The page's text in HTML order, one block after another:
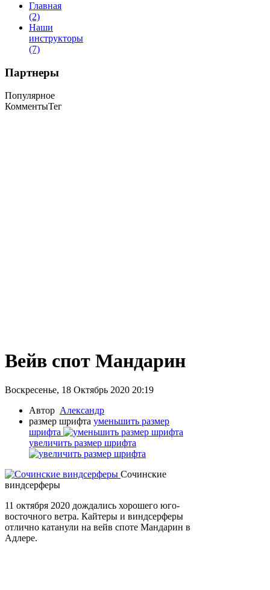
Главная
(2)
Наши
инструкторы
(7)
Партнеры
Популярное
КомментыТег
Вейв спот Мандарин
Воскресенье, 18 Октябрь 2020 20:19
Автор Александр
размер шрифта уменьшить размер
шрифта
увеличить размер шрифта
Сочинские
виндсерферы
11 октября 2020 дождались хорошего юго-
восточного ветра. Кайтеры и виндсерферы
отлично катанули на вейв споте Мандарин в
Адлере.